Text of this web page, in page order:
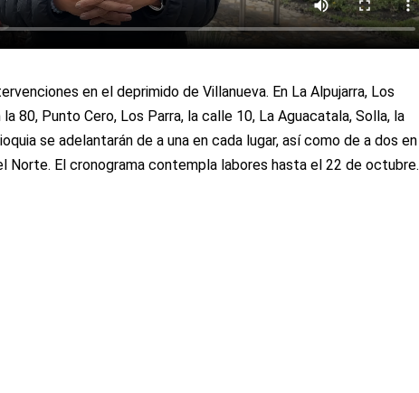
en el deprimido de Villanueva. En La Alpujarra, Los
80, Punto Cero, Los Parra, la calle 10, La Aguacatala, Solla, la
se adelantarán de a una en cada lugar, así como de a dos en
Norte. El cronograma contempla labores hasta el 22 de octubre.